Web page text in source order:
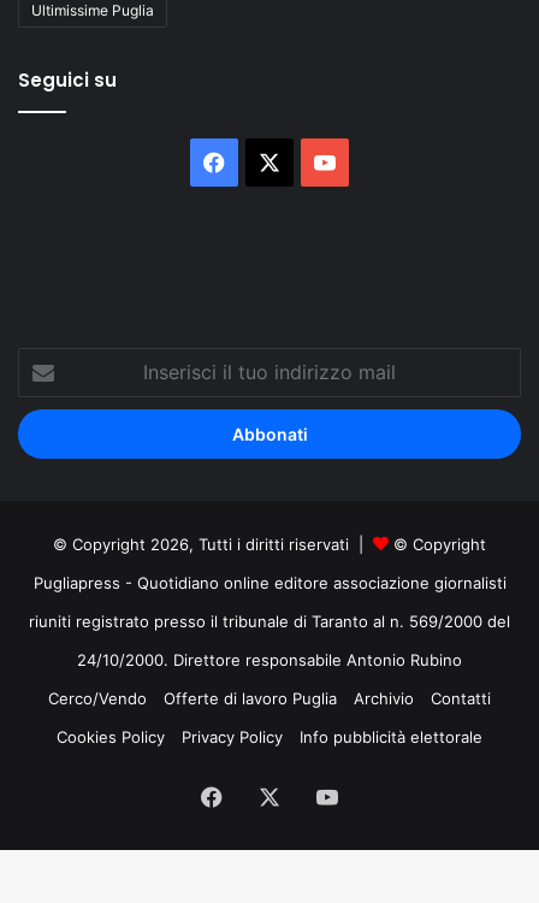
Ultimissime Puglia
Seguici su
Facebook
tuo
indirizzo
mail
© Copyright 2026, Tutti i diritti riservati |
© Copyright
Pugliapress - Quotidiano online editore associazione giornalisti
riuniti registrato presso il tribunale di Taranto al n. 569/2000 del
24/10/2000. Direttore responsabile Antonio Rubino
Cerco/Vendo
Offerte di lavoro Puglia Archivio
Contatti
Cookies Policy
Privacy Policy Info pubblicità elettorale
Facebook
Tube